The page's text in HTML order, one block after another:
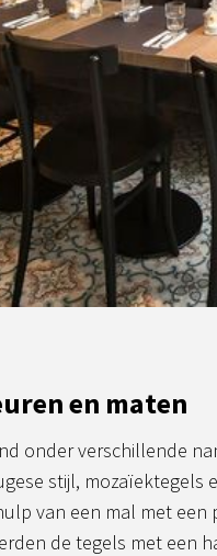
en maten
onder verschillende
stijl,
van een mal met
de tegels met